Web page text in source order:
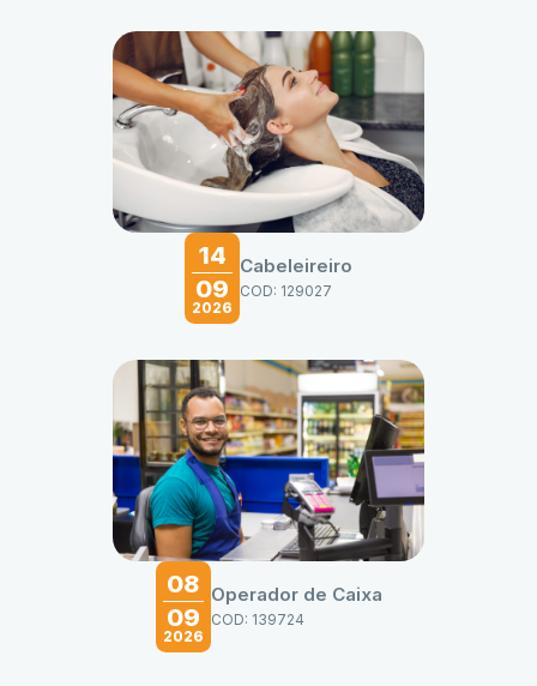
14
09
2026
Cabeleireiro
COD: 129027
08
09
2026
Operador de Caixa
COD: 139724